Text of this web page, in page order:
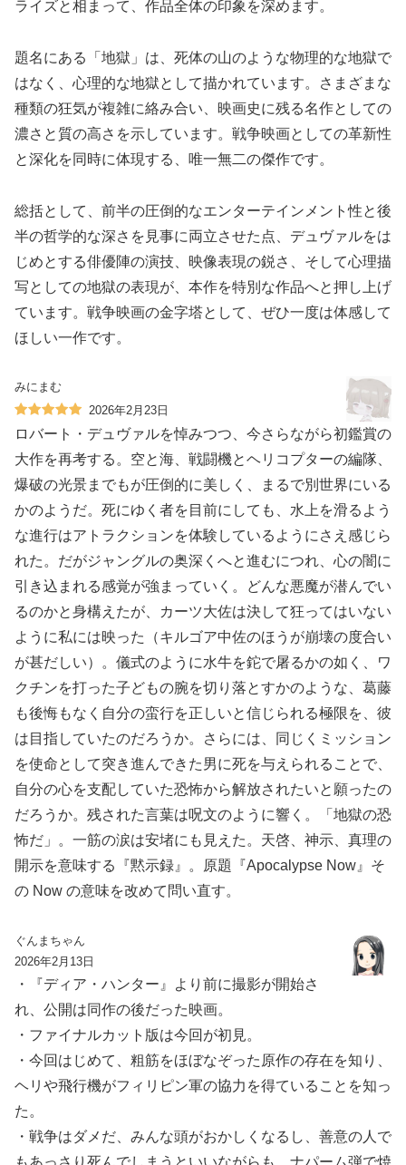
ライズと相まって、作品全体の印象を深めます。
題名にある「地獄」は、死体の山のような物理的な地獄で
はなく、心理的な地獄として描かれています。さまざまな
種類の狂気が複雑に絡み合い、映画史に残る名作としての
濃さと質の高さを示しています。戦争映画としての革新性
と深化を同時に体現する、唯一無二の傑作です。
総括として、前半の圧倒的なエンターテインメント性と後
半の哲学的な深さを見事に両立させた点、デュヴァルをは
じめとする俳優陣の演技、映像表現の鋭さ、そして心理描
写としての地獄の表現が、本作を特別な作品へと押し上げ
ています。戦争映画の金字塔として、ぜひ一度は体感して
ほしい一作です。
みにまむ
2026年2月23日
ロバート・デュヴァルを悼みつつ、今さらながら初鑑賞の
大作を再考する。空と海、戦闘機とヘリコプターの編隊、
爆破の光景までもが圧倒的に美しく、まるで別世界にいる
かのようだ。死にゆく者を目前にしても、水上を滑るよう
な進行はアトラクションを体験しているようにさえ感じら
れた。だがジャングルの奥深くへと進むにつれ、心の闇に
引き込まれる感覚が強まっていく。どんな悪魔が潜んでい
るのかと身構えたが、カーツ大佐は決して狂ってはいない
ように私には映った（キルゴア中佐のほうが崩壊の度合い
が甚だしい）。儀式のように水牛を鉈で屠るかの如く、ワ
クチンを打った子どもの腕を切り落とすかのような、葛藤
も後悔もなく自分の蛮行を正しいと信じられる極限を、彼
は目指していたのだろうか。さらには、同じくミッション
を使命として突き進んできた男に死を与えられることで、
自分の心を支配していた恐怖から解放されたいと願ったの
だろうか。残された言葉は呪文のように響く。「地獄の恐
怖だ」。一筋の涙は安堵にも見えた。天啓、神示、真理の
開示を意味する『黙示録』。原題『Apocalypse Now』そ
の Now の意味を改めて問い直す。
ぐんまちゃん
2026年2月13日
・『ディア・ハンター』より前に撮影が開始さ
れ、公開は同作の後だった映画。
・ファイナルカット版は今回が初見。
・今回はじめて、粗筋をほぼなぞった原作の存在を知り、
ヘリや飛行機がフィリピン軍の協力を得ていることを知っ
た。
・戦争はダメだ、みんな頭がおかしくなるし、善意の人で